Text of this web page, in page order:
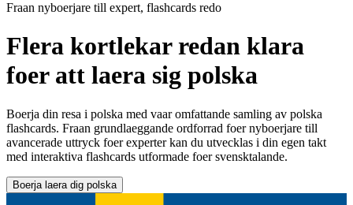
Fraan nyboerjare till expert, flashcards redo
Flera kortlekar redan klara
foer att laera sig polska
Boerja din resa i polska med vaar omfattande samling av polska
flashcards. Fraan grundlaeggande ordforrad foer nyboerjare till
avancerade uttryck foer experter kan du utvecklas i din egen takt
med interaktiva flashcards utformade foer svensktalande.
Boerja laera dig polska